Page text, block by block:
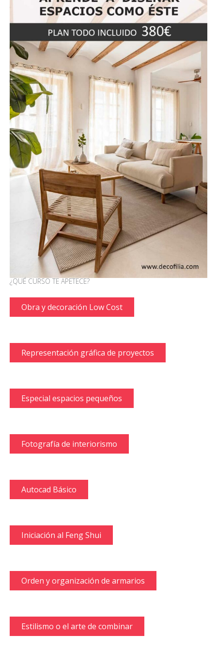
¿QUÉ CURSO TE APETECE?
Obra y decoración Low Cost
Representación gráfica de proyectos
Especial espacios pequeños
Fotografía de interiorismo
Autocad Básico
Iniciación al Feng Shui
Orden y organización de armarios
Estilismo o el arte de combinar